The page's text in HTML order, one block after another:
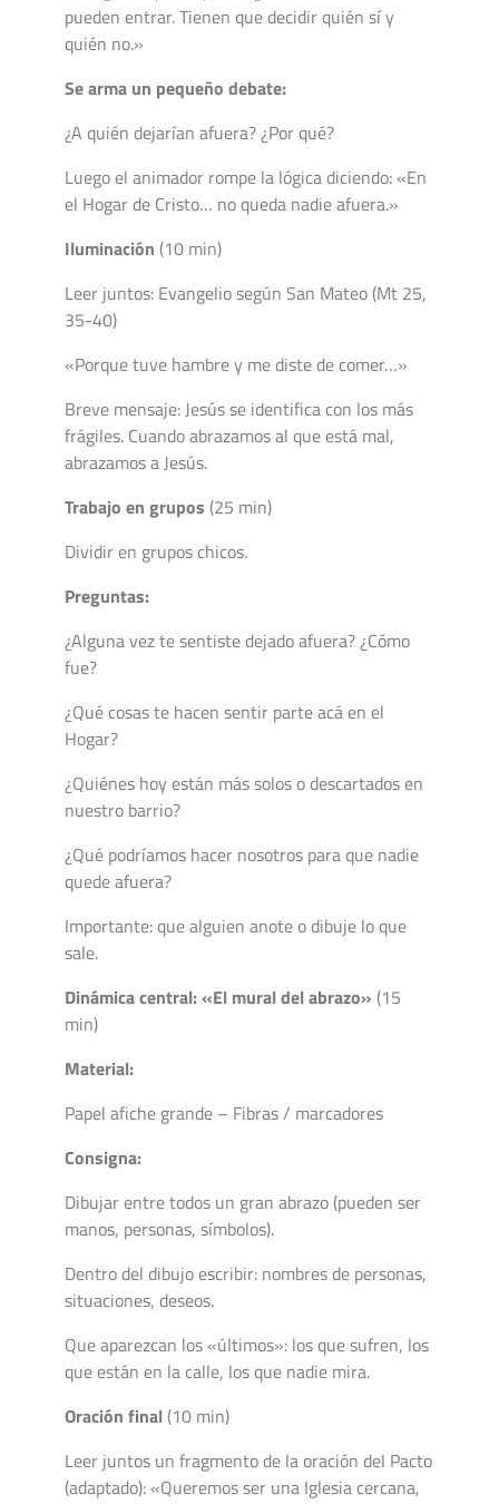
pueden entrar. Tienen que decidir quién sí y
quién no.»
Se arma un pequeño debate:
¿A quién dejarían afuera? ¿Por qué?
Luego el animador rompe la lógica diciendo: «En
el Hogar de Cristo… no queda nadie afuera.»
Iluminación (10 min)
Leer juntos: Evangelio según San Mateo (Mt 25,
35-40)
«Porque tuve hambre y me diste de comer…»
Breve mensaje: Jesús se identifica con los más
frágiles. Cuando abrazamos al que está mal,
abrazamos a Jesús.
Trabajo en grupos (25 min)
Dividir en grupos chicos.
Preguntas:
¿Alguna vez te sentiste dejado afuera? ¿Cómo
fue?
¿Qué cosas te hacen sentir parte acá en el
Hogar?
¿Quiénes hoy están más solos o descartados en
nuestro barrio?
¿Qué podríamos hacer nosotros para que nadie
quede afuera?
Importante: que alguien anote o dibuje lo que
sale.
Dinámica central: «El mural del abrazo» (15
min)
Material:
Papel afiche grande – Fibras / marcadores
Consigna:
Dibujar entre todos un gran abrazo (pueden ser
manos, personas, símbolos).
Dentro del dibujo escribir: nombres de personas,
situaciones, deseos.
Que aparezcan los «últimos»: los que sufren, los
que están en la calle, los que nadie mira.
Oración final (10 min)
Leer juntos un fragmento de la oración del Pacto
(adaptado): «Queremos ser una Iglesia cercana,